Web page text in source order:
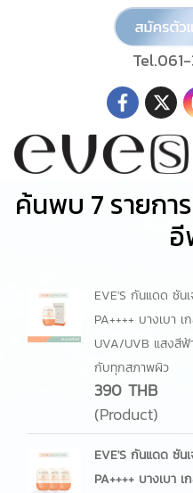
ค้นพบ 7 รายกา
EVE'S กันแดด ซัน
PA++++ บางเบา
UVA/UVB แสงสีฟ้
กับทุกสภาพผิว
390 THB
(Product)
EVE'S กันแดด ซัน
PA++++ บางเบา